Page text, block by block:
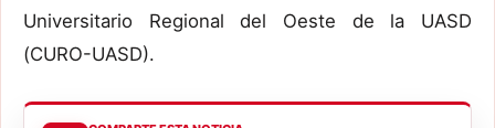
Universitario Regional del Oeste de la UASD
(CURO-UASD).